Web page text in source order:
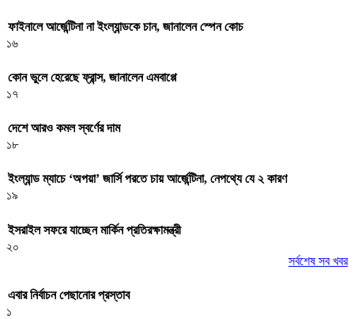
ফাইনালে আর্জেন্টিনা না ইংল্যান্ডকে চান, জানালেন স্পেন কোচ
১৬
কোন ভুলে হেরেছে ফ্রান্স, জানালেন এমবাপ্পে
১৭
দেশে আরও কমল স্বর্ণের দাম
১৮
ইংল্যান্ড ম্যাচে ‘অপয়া’ জার্সি পরতে চায় আর্জেন্টিনা, নেপথ্যে যে ২ কারণ
১৯
ইসরাইল সফরে যাচ্ছেন মার্কিন প্রতিরক্ষামন্ত্রী
২০
সর্বশেষ সব খবর
এবার নির্বাচন পেছানোর প্রস্তাব
১